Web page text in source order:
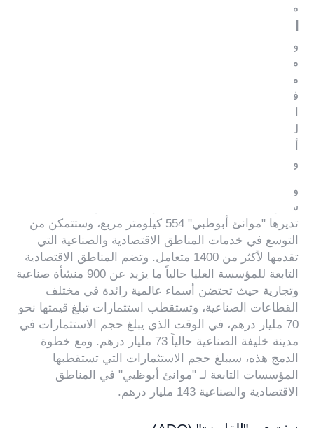
من جهته،
والمؤسسة العليا بشكل وثيق وفق استراتيجية مدروسة،
من شأنه توحيد الخبرات ومكامن القوة لدى المؤسستين،
ما يدعم القيمة التنافسية لمناطقنا الصناعية والاقتصادية
في الأسواق العالمية. وسوف يعزز ذلك مكانة مجمعاتنا
للمتعاملين والذين سيستفيدون من سهولة الوصول إلى
والحلول المتكاملة."
وبانضمام المؤسسة العليا للمناطق الاقتصادية المتخصصة،
ستبلغ المساحة الكلية للمناطق الصناعية والاقتصادية التي
تديرها "موانئ أبوظبي" 554 كيلومتر مربع، وستتمكن من
التوسع في خدمات المناطق الاقتصادية والصناعية التي
تقدمها لأكثر من 1400 متعامل. وتضم المناطق الاقتصادية
التابعة للمؤسسة العليا حالياً ما يزيد عن 900 منشأة صناعية
وتجارية حيث تحتضن أسماء عالمية رائدة في مختلف
القطاعات الصناعية، وتستقطب استثمارات تبلغ قيمتها نحو
70 مليار درهم، في الوقت الذي يبلغ حجم الاستثمارات في
مدينة خليفة الصناعية حالياً 73 مليار درهم. ومع خطوة
الدمج هذه، سيبلغ حجم الاستثمارات التي تستقطبها
المؤسسات التابعة لـ "موانئ أبوظبي" في المناطق
الاقتصادية والصناعية 143 مليار درهم.